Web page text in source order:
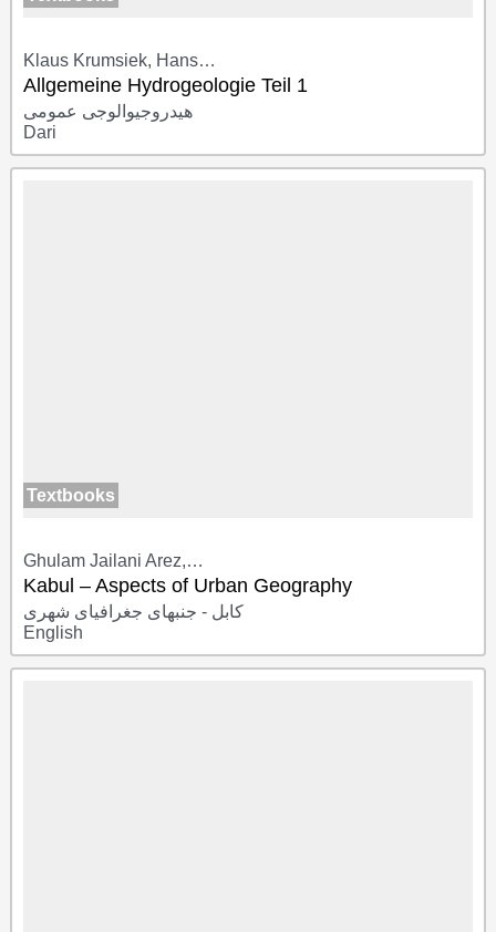
Klaus Krumsiek, Hans…
Allgemeine Hydrogeologie Teil 1
هیدروجیوالوجی عمومی
Dari
Textbooks
Ghulam Jailani Arez,…
Kabul – Aspects of Urban Geography
کابل - جنبهای جغرافیای شهری
English